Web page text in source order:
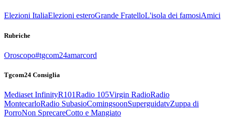
Elezioni ItaliaElezioni esteroGrande FratelloL'isola dei famosiAmici
Rubriche
Oroscopo#tgcom24amarcord
Tgcom24 Consiglia
Mediaset InfinityR101Radio 105Virgin RadioRadio
MontecarloRadio SubasioComingsoonSuperguidatvZuppa di
PorroNon SprecareCotto e Mangiato